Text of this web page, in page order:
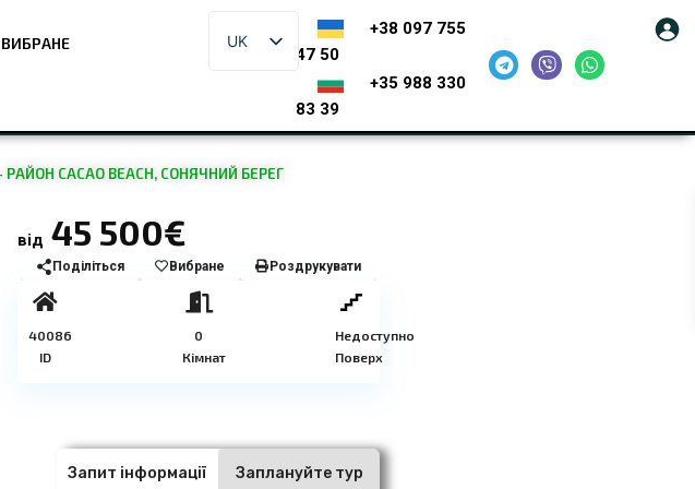
ВИБРАНЕ UK
+38 097 755
47 50
+35 988 330
83 39
CACAO BEACH, СОНЯЧНИЙ БЕРЕГ
від 45 500€
Поділіться Вибране Роздрукувати
40086
ID
0
Кімнат
Недоступно
Поверх
Запит інформації Заплануйте тур